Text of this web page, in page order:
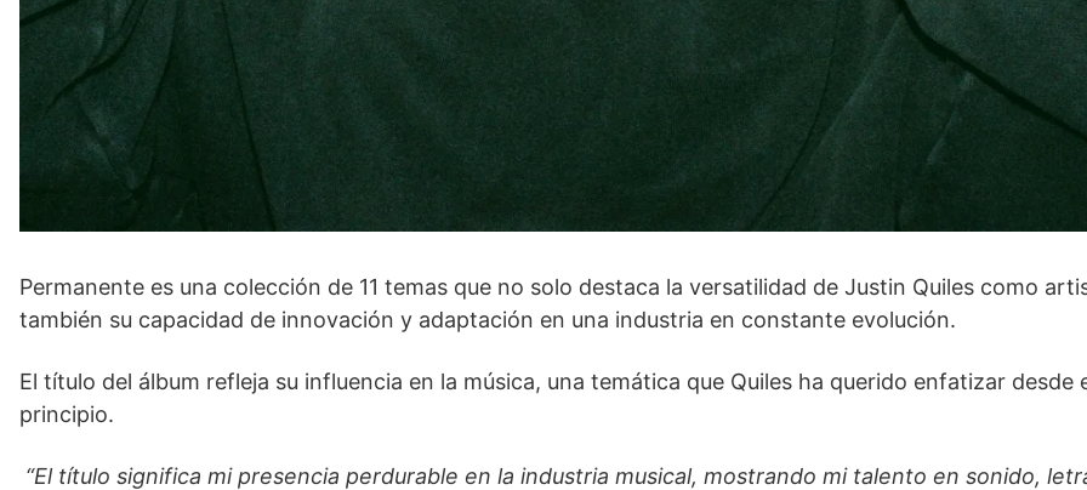
Permanente es una colección de 11 temas que no solo destaca la versatilidad de Justin Quiles como
también su capacidad de innovación y adaptación en una industria en constante evolución.
El título del álbum refleja su influencia en la música, una temática que Quiles ha querido enfatizar desde
principio.
“El título significa mi presencia perdurable en la industria musical, mostrando mi talento en sonido,